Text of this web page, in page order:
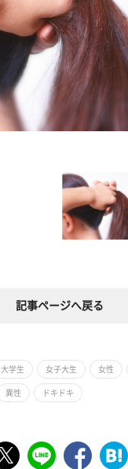
記事ページへ戻る
大学生 女子大生 女性
異性 ドキドキ